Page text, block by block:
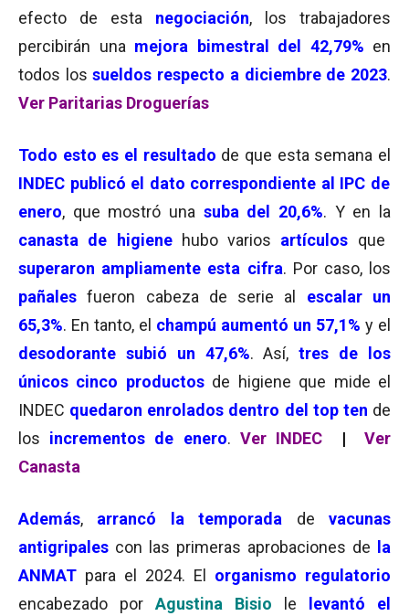
efecto de esta negociación, los trabajadores
percibirán una mejora bimestral del 42,79% en
todos los sueldos respecto a diciembre de 2023.
Ver Paritarias Droguerías
Todo esto es el resultado de que esta semana el
INDEC publicó el dato correspondiente al IPC de
enero, que mostró una suba del 20,6%. Y en la
canasta de higienehubo varios artículos que
superaron ampliamente esta cifra. Por caso, los
pañales fueron cabeza de serie al escalar un
65,3%. En tanto, el champú aumentó un 57,1% y el
desodorante subió un 47,6%. Así,tres de los
únicos cinco productos de higiene que mide el
INDEC quedaron enrolados dentro del top ten de
los incrementos de enero. Ver INDEC |
Ver
Canasta
Además, arrancó la temporada devacunas
antigripales con las primeras aprobaciones de la
ANMAT para el 2024. El organismo regulatorio
encabezado por Agustina Bisio le levantó el